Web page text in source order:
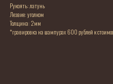
Рукоять: латунь
Лезвие: уголком
Толщина: 2мм
*гравировка на шампурах 600 рублей к